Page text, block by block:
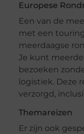
Europese
Een van de
met een
meerdaagse
Je kunt
bezoeken
logistiek. Deze
verzorgd,
Themareizen
Er zijn ook